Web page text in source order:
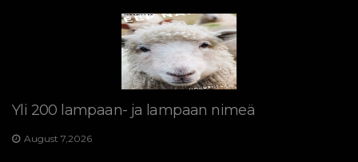
Yli 200 lampaan- ja lampaan nimeä
August 7,2026